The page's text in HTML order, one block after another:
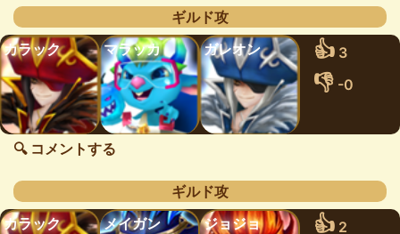
ギルド攻
カラック
マラッカ ガレオン 👍 3
👎 -0
🔍 コメントする
ギルド攻
カラック
メイガン ジョジョ 👍 2